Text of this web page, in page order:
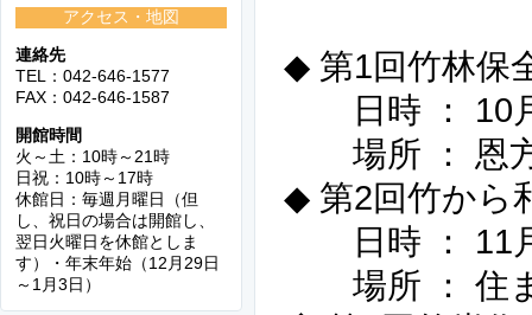
アクセス・地図
連絡先
TEL：042-646-1577
FAX：042-646-1587
開館時間
火～土：10時～21時
日祝：10時～17時
休館日：毎週月曜日（但
し、祝日の場合は開館し、
翌日火曜日を休館としま
す）・年末年始（12月29日
～1月3日）
◆ 第1回竹林保
日時 ： 10月
場所 ： 恩
◆ 第2回竹から
日時 ： 11月
場所 ： 住ま